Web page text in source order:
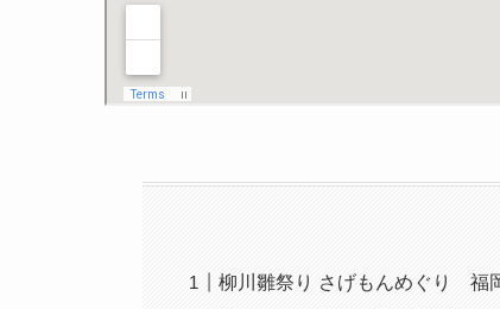
柳川雛祭り さげもんめぐり 福